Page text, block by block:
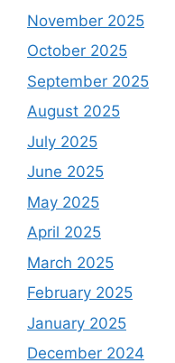
November 2025
October 2025
September 2025
August 2025
July 2025
June 2025
May 2025
April 2025
March 2025
February 2025
January 2025
December 2024